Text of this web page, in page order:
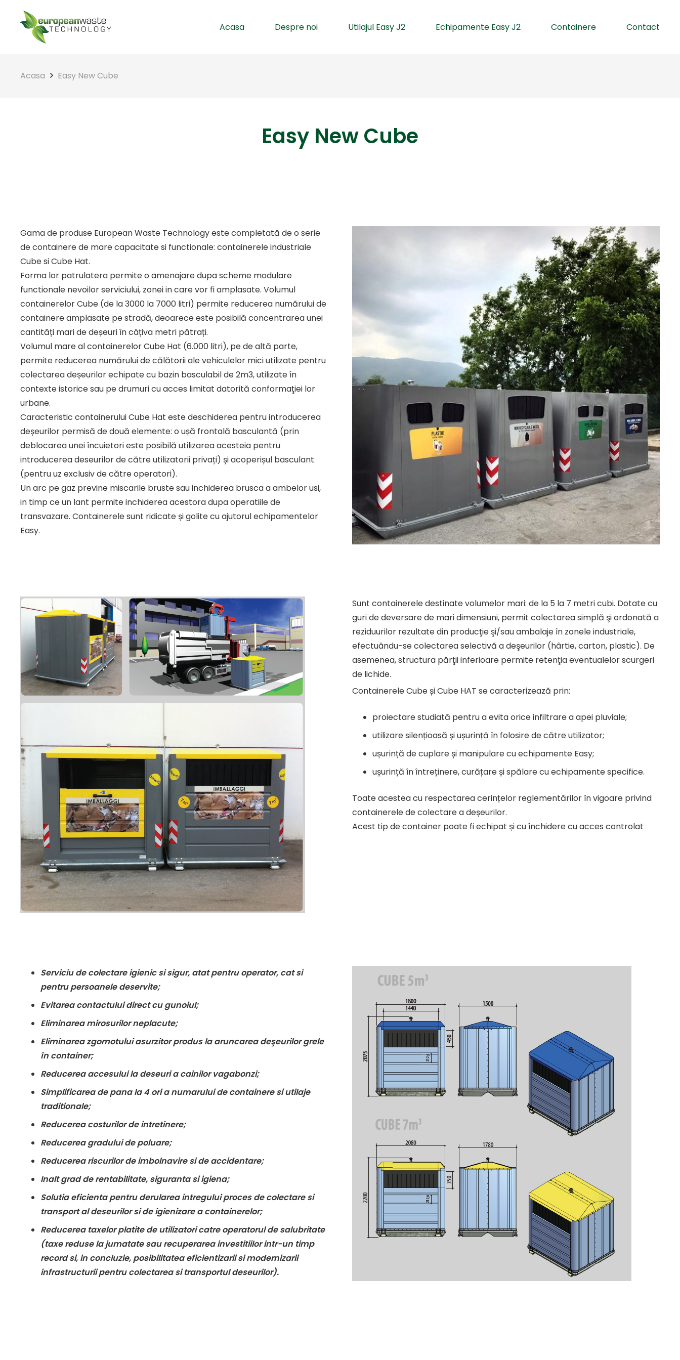
Acasa Despre noi Utilajul Easy J2 Echipamente Easy J2 Containere Contact
Acasa Easy New Cube
Easy New Cube
Gama de produse European Waste Technology este completată de o serie
de containere de mare capacitate si functionale: containerele industriale
Cube si Cube Hat.
Forma lor patrulatera permite o amenajare dupa scheme modulare
functionale nevoilor serviciului, zonei in care vor fi amplasate. Volumul
containerelor Cube (de la 3000 la 7000 litri) permite reducerea numărului de
containere amplasate pe stradă, deoarece este posibilă concentrarea unei
cantități mari de deșeuri în câțiva metri pătrați.
Volumul mare al containerelor Cube Hat (6.000 litri), pe de altă parte,
permite reducerea numărului de călătorii ale vehiculelor mici utilizate pentru
colectarea deșeurilor echipate cu bazin basculabil de 2m3, utilizate în
contexte istorice sau pe drumuri cu acces limitat datorită conformaţiei lor
urbane.
Caracteristic containerului Cube Hat este deschiderea pentru introducerea
deșeurilor permisă de două elemente: o ușă frontală basculantă (prin
deblocarea unei încuietori este posibilă utilizarea acesteia pentru
introducerea deseurilor de către utilizatorii privați) și acoperișul basculant
(pentru uz exclusiv de către operatori).
Un arc pe gaz previne miscarile bruste sau inchiderea brusca a ambelor usi,
in timp ce un lant permite inchiderea acestora dupa operatiile de
transvazare. Containerele sunt ridicate și golite cu ajutorul echipamentelor
Easy.
Sunt containerele destinate volumelor mari: de la 5 la 7 metri cubi. Dotate cu
guri de deversare de mari dimensiuni, permit colectarea simplă şi ordonată a
reziduurilor rezultate din producţie şi/sau ambalaje în zonele industriale,
efectuându-se colectarea selectivă a deşeurilor (hârtie, carton, plastic). De
asemenea, structura părţii inferioare permite retenţia eventualelor scurgeri
de lichide.
Containerele Cube și Cube HAT se caracterizează prin:
proiectare studiată pentru a evita orice infiltrare a apei pluviale;
utilizare silențioasă și ușurință în folosire de către utilizator;
ușurință de cuplare și manipulare cu echipamente Easy;
ușurință în întreținere, curățare și spălare cu echipamente specifice.
Toate acestea cu respectarea cerințelor reglementărilor în vigoare privind
containerele de colectare a deșeurilor.
Acest tip de container poate fi echipat și cu închidere cu acces controlat
Serviciu de colectare igienic si sigur, atat pentru operator, cat si
pentru persoanele deservite;
Evitarea contactului direct cu gunoiul;
Eliminarea mirosurilor neplacute;
Eliminarea zgomotului asurzitor produs la aruncarea deşeurilor grele
în container;
Reducerea accesului la deseuri a cainilor vagabonzi;
Simplificarea de pana la 4 ori a numarului de containere si utilaje
traditionale;
Reducerea costurilor de intretinere;
Reducerea gradului de poluare;
Reducerea riscurilor de imbolnavire si de accidentare;
Inalt grad de rentabilitate, siguranta si igiena;
Solutia eficienta pentru derularea intregului proces de colectare si
transport al deseurilor si de igienizare a containerelor;
Reducerea taxelor platite de utilizatori catre operatorul de salubritate
(taxe reduse la jumatate sau recuperarea investitiilor intr-un timp
record si, in concluzie, posibilitatea eficientizarii si modernizarii
infrastructurii pentru colectarea si transportul deseurilor).